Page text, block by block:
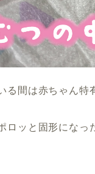
る間は赤ちゃん特
ロッと固形になっ